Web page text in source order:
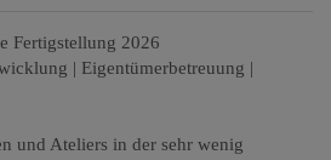
Fertigstellung 2026
| Eigentümerbetreuung |
und Ateliers in der sehr wenig